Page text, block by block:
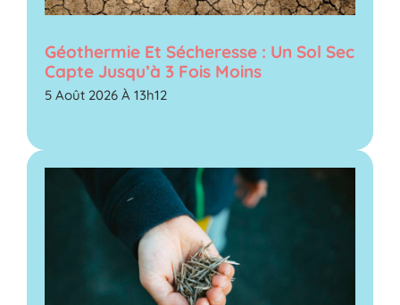
Géothermie Et Sécheresse : Un Sol Sec
Capte Jusqu’à 3 Fois Moins
5 Août 2026 À 13h12